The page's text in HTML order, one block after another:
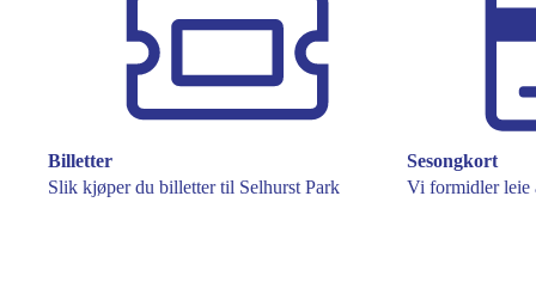
Billetter
Slik kjøper du billetter til Selhurst Park
Sesongkort
Vi formidler leie